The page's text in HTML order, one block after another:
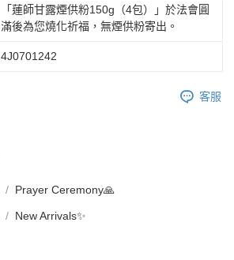
「蓮師甘露煙供粉150g（4包）」於法會圓
滿後為您燒化祈福，無煙供粉寄出。
4J0701242
客服
Prayer Ceremony🙏
New Arrivals✨